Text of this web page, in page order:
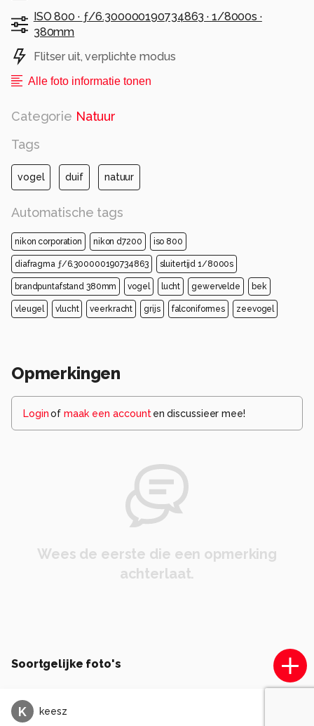
ISO 800 · ƒ/6.300000190734863 · 1/8000s ·
380mm
Flitser uit, verplichte modus
Alle foto informatie tonen
Categorie Natuur
Tags
vogel duif natuur
Automatische tags
nikon corporation nikon d7200 iso 800
diafragma ƒ/6.300000190734863 sluitertijd 1/8000s
brandpuntafstand 380mm vogel lucht gewervelde bek
vleugel vlucht veerkracht grijs falconiformes zeevogel
Opmerkingen
Loginof maak een account en discussieer mee!
Wees de eerste die een opmerking
achterlaat.
Soortgelijke foto's
K keesz